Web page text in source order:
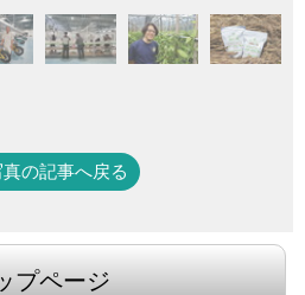
真の記事へ戻る
プページ